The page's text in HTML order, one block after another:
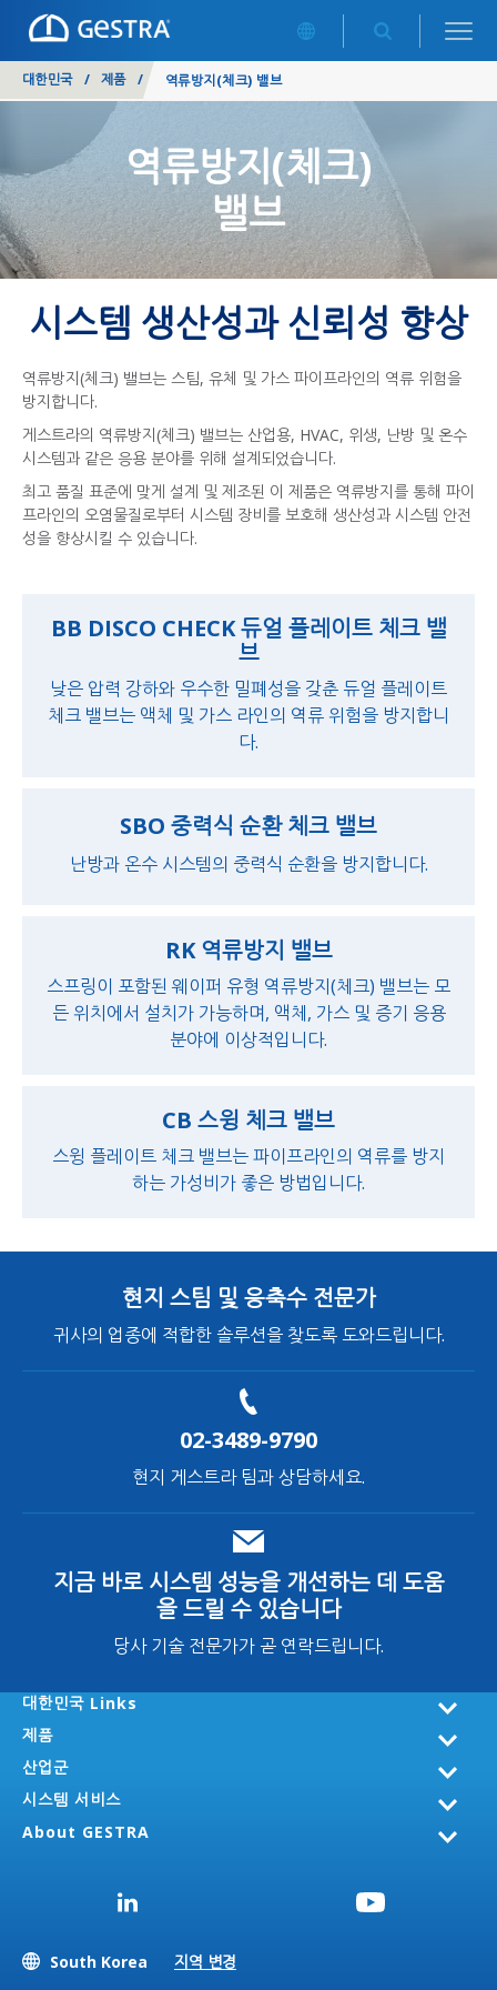
대한민국 / 제품 / 역류방지(체크) 밸브
역류방지(체크)
밸브
시스템 생산성과 신뢰성 향상
역류방지(체크) 밸브는 스팀, 유체 및 가스 파이프라인의 역류 위험을
방지합니다.
게스트라의 역류방지(체크) 밸브는 산업용, HVAC, 위생, 난방 및 온수
시스템과 같은 응용 분야를 위해 설계되었습니다.
최고 품질 표준에 맞게 설계 및 제조된 이 제품은 역류방지를 통해 파이
프라인의 오염물질로부터 시스템 장비를 보호해 생산성과 시스템 안전
성을 향상시킬 수 있습니다.
BB DISCO CHECK 듀얼 플레이트 체크 밸
브
낮은 압력 강하와 우수한 밀폐성을 갖춘 듀얼 플레이트
체크 밸브는 액체 및 가스 라인의 역류 위험을 방지합니
다.
SBO 중력식 순환 체크 밸브
난방과 온수 시스템의 중력식 순환을 방지합니다.
RK 역류방지 밸브
스프링이 포함된 웨이퍼 유형 역류방지(체크) 밸브는 모
든 위치에서 설치가 가능하며, 액체, 가스 및 증기 응용
분야에 이상적입니다.
CB 스윙 체크 밸브
스윙 플레이트 체크 밸브는 파이프라인의 역류를 방지
하는 가성비가 좋은 방법입니다.
현지 스팀 및 응축수 전문가
귀사의 업종에 적합한 솔루션을 찾도록 도와드립니다.
02-3489-9790
현지 게스트라 팀과 상담하세요.
지금 바로 시스템 성능을 개선하는 데 도움
을 드릴 수 있습니다
당사 기술 전문가가 곧 연락드립니다.
대한민국 Links
제품
산업군
시스템 서비스
About GESTRA
South Korea 지역 변경